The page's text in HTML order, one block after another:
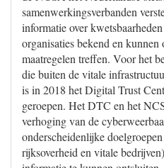
samenwerkingsverbanden
informatie over
organisaties bekend en kunnen
maatregelen treffen. Voor het
die buiten de vitale
is in 2018 het Digital Trust
geroepen. Het DTC en het
verhoging van de
onderscheidenlijke
rijksoverheid en vitale